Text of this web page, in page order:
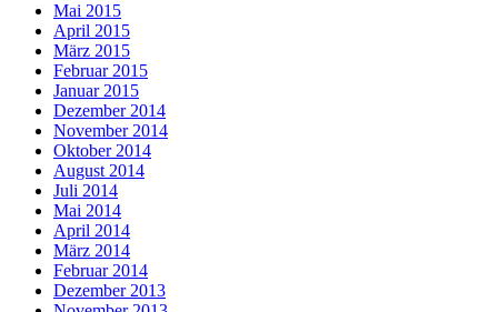
Mai 2015
April 2015
März 2015
Februar 2015
Januar 2015
Dezember 2014
November 2014
Oktober 2014
August 2014
Juli 2014
Mai 2014
April 2014
März 2014
Februar 2014
Dezember 2013